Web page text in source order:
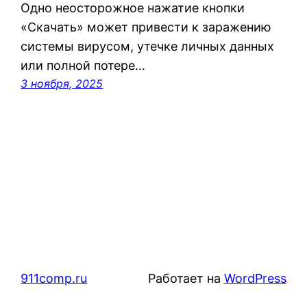
Одно неосторожное нажатие кнопки
«Скачать» может привести к заражению
системы вирусом, утечке личных данных
или полной потере…
3 ноября, 2025
911comp.ru Работает на WordPress